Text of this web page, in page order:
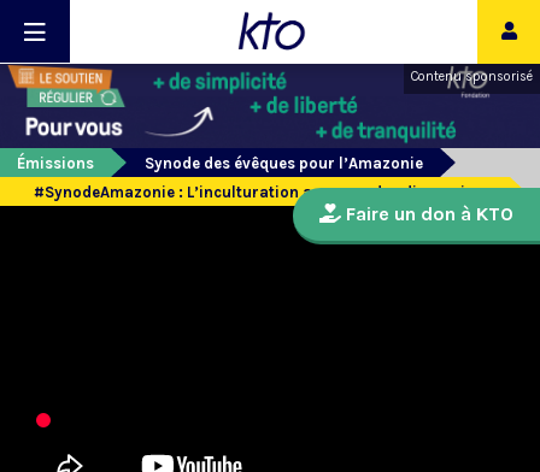
Contenu sponsorisé
Émissions
Synode des évêques pour l’Amazonie
#SynodeAmazonie : L’inculturation au coeur des discussions
Faire un don à KTO